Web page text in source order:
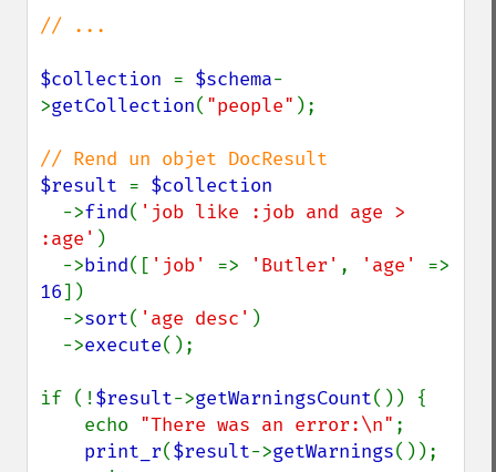
// ...
$collection = $schema-
>getCollection( "people" );
$result = $collection
->find( 'job like :job and age >
:age' )
  ->
bind([ 'job' => 'Butler' , 'age'
16])
  ->
sort( 'age desc' )
  ->
execute();
if (!$result->getWarningsCount()) {
    echo
"There was an error:\n" ;
print_r($result->getWarnings());